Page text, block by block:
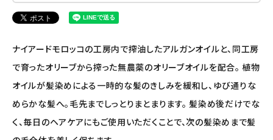
アルモニベルツ
コラム・スタッフのおすすめ
ご利用ガイド等
ナイアードモロッコの工房内で搾油したアルガンオイルと、同工房
で育ったオリーブから搾った無農薬のオリーブオイルを配合。 植物
オイルが髪染めによる一時的な髪のきしみを緩和し、ゆび通りな
めらかな髪へ。毛先までしっとりまとまります。 髪染め後だけでな
く、毎日のヘアケアにもご使用いただくことで、次の髪染めまで髪